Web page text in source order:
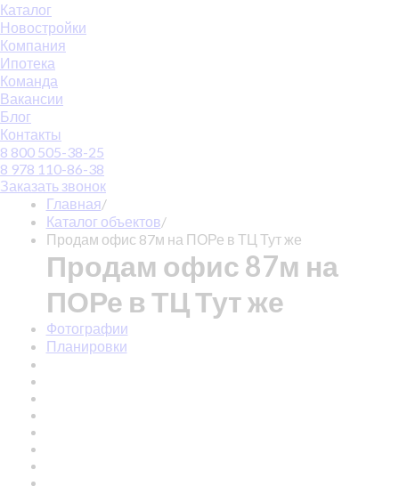
Каталог
Новостройки
Компания
Ипотека
Команда
Вакансии
Блог
Контакты
8 800 505-38-25
8 978 110-86-38
Заказать звонок
Главная/
Каталог объектов/
Продам офис 87м на ПОРе в ТЦ Тут же
Продам офис 87м на
ПОРе в ТЦ Тут же
Фотографии
Планировки